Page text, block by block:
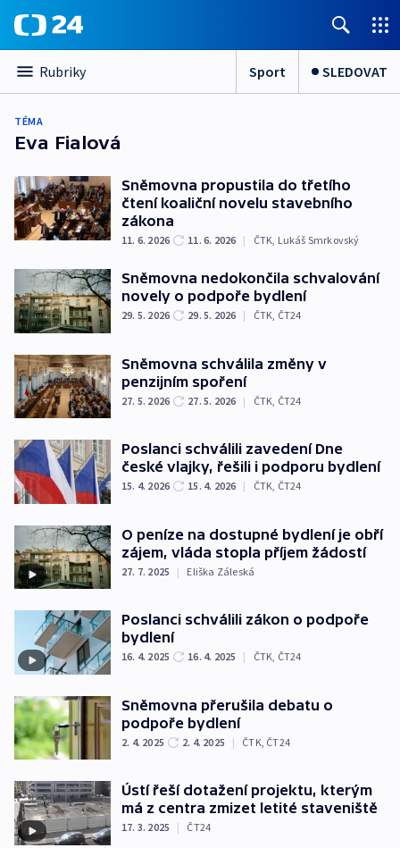
Rubriky Sport SLEDOVAT
TÉMA
Eva Fialová
Sněmovna propustila do třetího
čtení koaliční novelu stavebního
zákona
11. 6. 2026 11. 6. 2026 | ČTK, Lukáš Smrkovský
Sněmovna nedokončila schvalování
novely o podpoře bydlení
29. 5. 2026 29. 5. 2026 | ČTK, ČT24
Sněmovna schválila změny v
penzijním spoření
27. 5. 2026 27. 5. 2026 | ČTK ČT24
Poslanci schválili zavedení Dne
české vlajky, řešili i podporu bydlení
15. 4. 2026 15. 4. 2026 | ČTK, ČT24
O peníze na dostupné bydlení je obří
zájem, vláda stopla příjem žádostí
27. 7. 2025 | Eliška Záleská
Poslanci schválili zákon o podpoře
bydlení
16. 4. 2025 16. 4. 2025 | ČTK, ČT24
Sněmovna přerušila debatu o
podpoře bydlení
2. 4. 2025 2. 4. 2025 | ČTK ČT24
Ústí řeší dotažení projektu, kterým
má z centra zmizet letité staveniště
17. 3. 2025 | ČT24